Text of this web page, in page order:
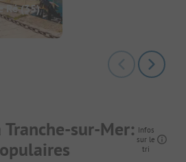
Ré(35)
sur-Mer: Infos
sur le
tri